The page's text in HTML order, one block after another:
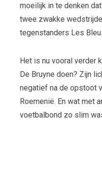
moeilijk in te denken
twee zwakke
tegenstanders Les
Het is nu vooral verder
De Bruyne doen? Zijn
negatief na de opstoot
Roemenië. En wat met
voetbalbond zo slim